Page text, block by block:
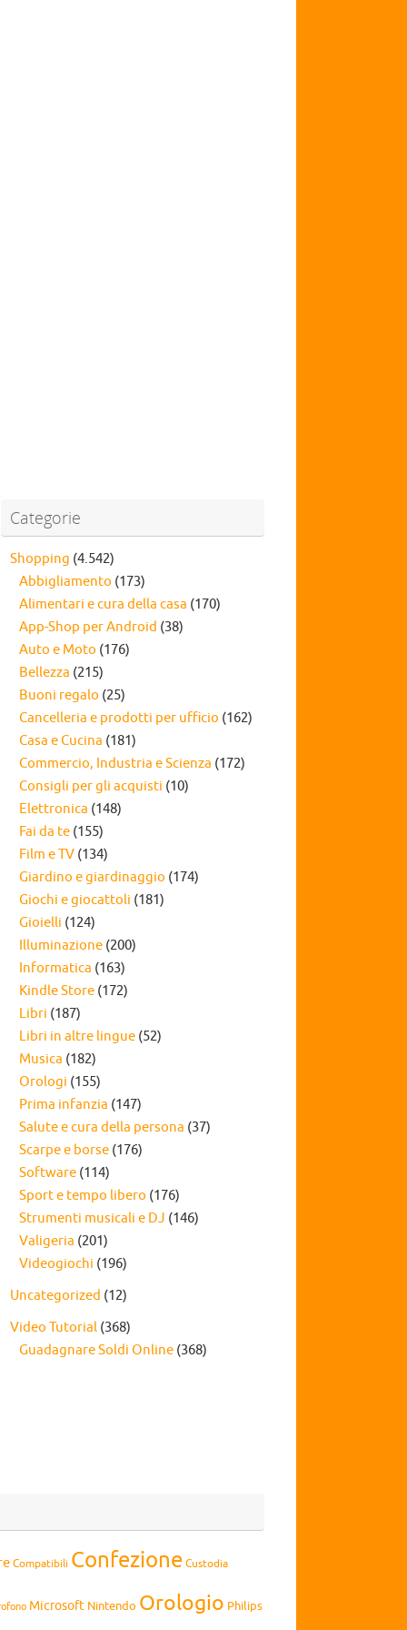
Categorie
Shopping (4.542)
Abbigliamento (173)
Alimentari e cura della casa (170)
App-Shop per Android (38)
Auto e Moto (176)
Bellezza (215)
Buoni regalo (25)
Cancelleria e prodotti per ufficio (162)
Casa e Cucina (181)
Commercio, Industria e Scienza (172)
Consigli per gli acquisti (10)
Elettronica (148)
Fai da te (155)
Film e TV (134)
Giardino e giardinaggio (174)
Giochi e giocattoli (181)
Gioielli (124)
Illuminazione (200)
Informatica (163)
Kindle Store (172)
Libri (187)
Libri in altre lingue (52)
Musica (182)
Orologi (155)
Prima infanzia (147)
Salute e cura della persona (37)
Scarpe e borse (176)
Software (114)
Sport e tempo libero (176)
Strumenti musicali e DJ (146)
Valigeria (201)
Videogiochi (196)
Uncategorized (12)
Video Tutorial (368)
Guadagnare Soldi Online (368)
Compatibili Confezione Custodia
Microsoft Nintendo Orologio Philips